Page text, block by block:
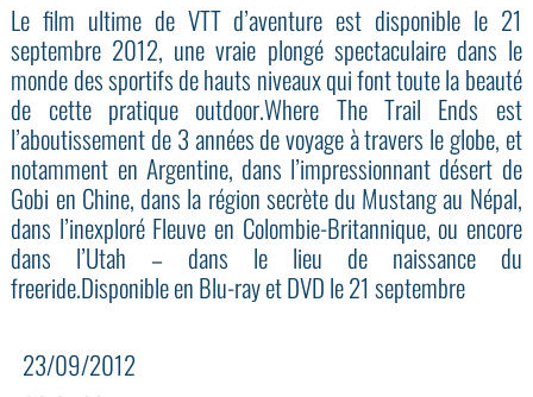
Le film ultime de VTT d’aventure est disponible le 21
septembre 2012, une vraie plongé spectaculaire dans le
monde des sportifs de hauts niveaux qui font toute la beauté
de cette pratique outdoor.Where The Trail Ends est
l’aboutissement de 3 années de voyage à travers le globe, et
notamment en Argentine, dans l’impressionnant désert de
Gobi en Chine, dans la région secrète du Mustang au Népal,
dans l’inexploré Fleuve en Colombie-Britannique, ou encore
dans l’Utah – dans le lieu de naissance du
freeride.Disponible en Blu-ray et DVD le 21 septembre
23/09/2012